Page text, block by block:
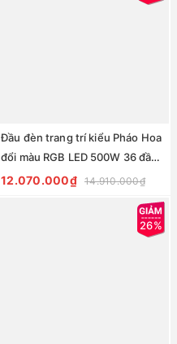
Đầu đèn trang trí kiểu Pháo Hoa
đổi màu RGB LED 500W 36 đầu
ống H2000 D3000 | cho Cột cao
12.070.000₫ 14.910.000₫
26%